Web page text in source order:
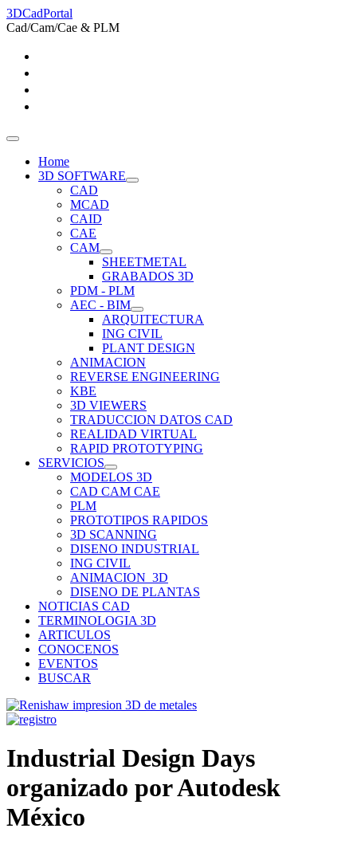
3DCadPortal
Cad/Cam/Cae & PLM
Home
3D SOFTWARE
CAD
MCAD
CAID
CAE
CAM
SHEETMETAL
GRABADOS 3D
PDM - PLM
AEC - BIM
ARQUITECTURA
ING CIVIL
PLANT DESIGN
ANIMACION
REVERSE ENGINEERING
KBE
3D VIEWERS
TRADUCCION DATOS CAD
REALIDAD VIRTUAL
RAPID PROTOTYPING
SERVICIOS
MODELOS 3D
CAD CAM CAE
PLM
PROTOTIPOS RAPIDOS
3D SCANNING
DISENO INDUSTRIAL
ING CIVIL
ANIMACION_3D
DISENO DE PLANTAS
NOTICIAS CAD
TERMINOLOGIA 3D
ARTICULOS
CONOCENOS
EVENTOS
BUSCAR
Industrial Design Days
organizado por Autodesk
México